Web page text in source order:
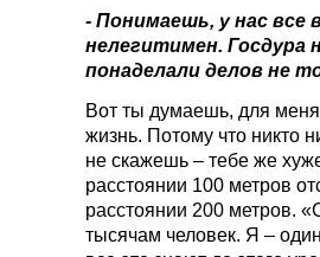
- Понимаешь, у нас
нелегитимен. Госдура
понаделали делов не
Вот ты думаешь, для меня
жизнь. Потому что никто
не скажешь – тебе же
расстоянии 100 метров
расстоянии 200 метров.
тысячам человек. Я –